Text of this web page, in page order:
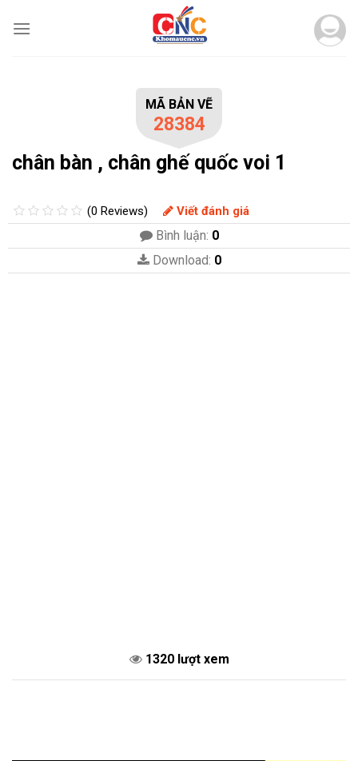
MÃ BẢN VẼ
28384
chân bàn , chân ghế quốc voi 1
(0 Reviews) Viết đánh giá
Bình luận: 0
Download: 0
1320 lượt xem